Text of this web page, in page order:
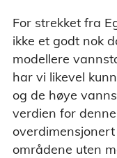
For strekket fra
ikke et godt nok
modellere
har vi likevel
og de høye
verdien for
områdene uten